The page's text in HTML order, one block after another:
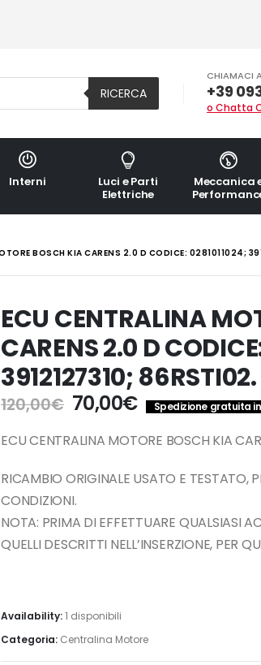
RICERCA
CHIAMACI
+39
o Chatta
Interni
Luci e Parti
Elettriche
Meccanica
BOSCH KIA CARENS 2.0 D CODICE: 0281011024;
ECU CENTRALINA
CARENS 2.0 D
3912127310; 86RSTI02.
120,00€ Il
prezzo
originale
120,00€.
70,00€Il
prezzo
attuale
70,00€.
Spedizione gratuita
ECU CENTRALINA MOTORE BOSCH KIA
RICAMBIO ORIGINALE USATO E TESTATO,
CONDIZIONI.
NOTA: PRIMA DI EFFETTUARE QUALSIASI
QUELLI DESCRITTI NELL’INSERZIONE, PER
Availability:1 disponibili
Categoria: Centralina Motore